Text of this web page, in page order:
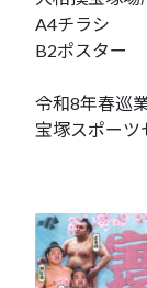
A4チラシ
B2ポスター
令和8年春巡
宝塚スポーツ